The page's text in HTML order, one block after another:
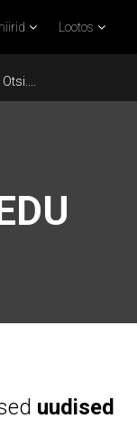
Lootos
uudised